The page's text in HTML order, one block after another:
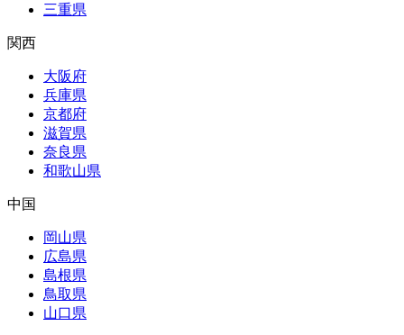
三重県
関西
大阪府
兵庫県
京都府
滋賀県
奈良県
和歌山県
中国
岡山県
広島県
島根県
鳥取県
山口県